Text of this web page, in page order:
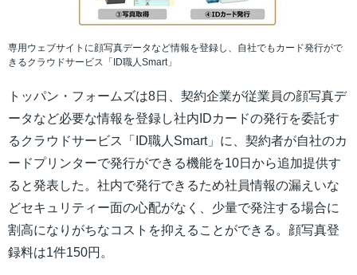
専用ウェブサイトに顔写真データなど情報を登録し、自社でもカード発行がで
きるクラウドサービス「ID職人Smart」
トッパン・フォームズは8日、契約企業が従業員の顔写真デ
ータなど必要な情報を登録し社内IDカードの発行を委託す
るクラウドサービス「ID職人Smart」に、契約者が自社のカ
ードプリンターで発行ができる機能を10日から追加提供す
ると発表した。社内で発行できるため社員情報の漏えいな
どセキュリティー面の心配がなく、少量で発注する場合に
割高になりがちなコストを抑えることができる。顔写真登
録料は1件150円。